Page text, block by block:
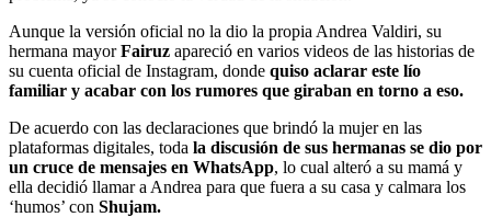
Aunque la versión oficial no la dio la propia Andrea Valdiri, su
hermana mayorFairuz apareció en varios videos de las historias de
su cuenta oficial de Instagram, donde quiso aclarar este lío
familiar y acabar con los rumores que giraban en torno a eso.
De acuerdo con las declaraciones que brindó la mujer en las
plataformas digitales, toda la discusión de sus hermanas se dio por
un cruce de mensajes en WhatsApp, lo cual alteró a su mamá y
ella decidió llamar a Andrea para que fuera a su casa y calmara los
‘humos’ con Shujam.